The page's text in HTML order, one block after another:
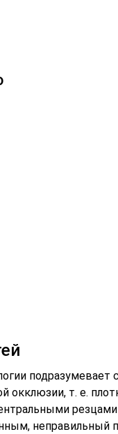
окклюзии, т. е.
резцами
неправильный